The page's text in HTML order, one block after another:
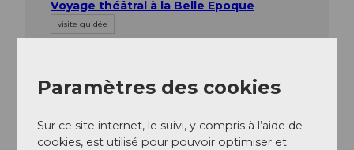
Voyage théâtral à la Belle Epoque
visite guidée
Paramètres des cookies
Sur ce site internet, le suivi, y compris à l’aide de
cookies, est utilisé pour pouvoir optimiser et